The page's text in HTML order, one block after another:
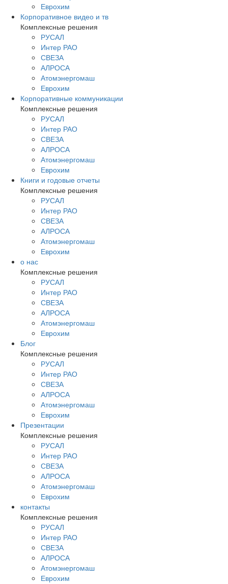
Еврохим
Корпоративное видео и тв
Комплексные решения
РУСАЛ
Интер РАО
СВЕЗА
АЛРОСА
Атомэнергомаш
Еврохим
Корпоративные коммуникации
Комплексные решения
РУСАЛ
Интер РАО
СВЕЗА
АЛРОСА
Атомэнергомаш
Еврохим
Книги и годовые отчеты
Комплексные решения
РУСАЛ
Интер РАО
СВЕЗА
АЛРОСА
Атомэнергомаш
Еврохим
о нас
Комплексные решения
РУСАЛ
Интер РАО
СВЕЗА
АЛРОСА
Атомэнергомаш
Еврохим
Блог
Комплексные решения
РУСАЛ
Интер РАО
СВЕЗА
АЛРОСА
Атомэнергомаш
Еврохим
Презентации
Комплексные решения
РУСАЛ
Интер РАО
СВЕЗА
АЛРОСА
Атомэнергомаш
Еврохим
контакты
Комплексные решения
РУСАЛ
Интер РАО
СВЕЗА
АЛРОСА
Атомэнергомаш
Еврохим